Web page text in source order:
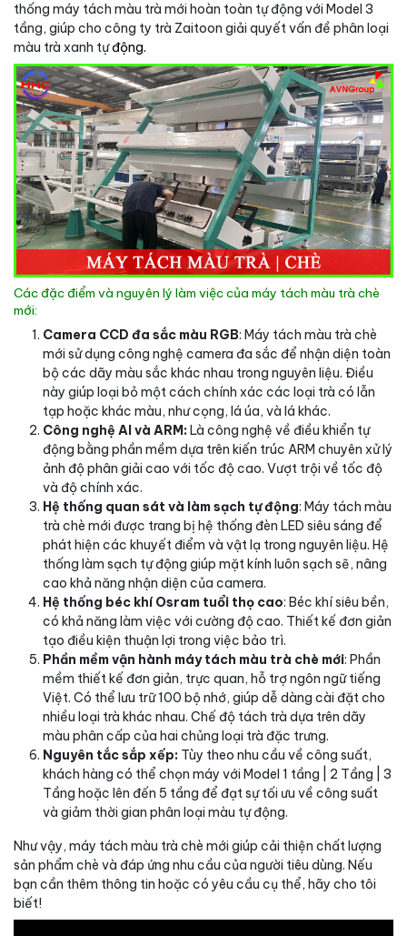
thống máy tách màu trà mới hoàn toàn tự động với Model 3
tầng, giúp cho công ty trà Zaitoon giải quyết vấn đề phân loại
màu trà xanh tựđộng.
Các đặc điểm và nguyên lý làm việc của máy tách màu trà chè
mới:
Camera CCD đa sắc màu RGB: Máy tách màu trà chè
mới sử dụng công nghệ camera đa sắc để nhận diện toàn
bộ các dãy màu sắc khác nhau trong nguyên liệu. Điều
này giúp loại bỏ một cách chính xác các loại trà có lẫn
tạp hoặc khác màu, như cọng, lá úa, và lá khác.
Công nghệ AI và ARM: Là công nghệ về điều khiển tự
động bằng phần mềm dựa trên kiến trúc ARM chuyên xử lý
ảnh độ phân giải cao với tốc độ cao. Vượt trội về tốc độ
và độ chính xác.
Hệ thống quan sát và làm sạch tự động: Máy tách màu
trà chè mới được trang bị hệ thống đèn LED siêu sáng để
phát hiện các khuyết điểm và vật lạ trong nguyên liệu. Hệ
thống làm sạch tự động giúp mặt kính luôn sạch sẽ, nâng
cao khả năng nhận diện của camera.
Hệ thống béc khí Osram tuổi thọ cao: Béc khí siêu bền,
có khả năng làm việc với cường độ cao. Thiết kế đơn giản
tạo điều kiện thuận lợi trong việc bảo trì.
Phần mềm vận hành máy tách màu trà chè mới: Phần
mềm thiết kế đơn giản, trực quan, hỗ trợ ngôn ngữ tiếng
Việt. Có thể lưu trữ 100 bộ nhớ, giúp dễ dàng cài đặt cho
nhiều loại trà khác nhau. Chế độ tách trà dựa trên dãy
màu phân cấp của hai chủng loại trà đặc trưng.
Nguyên tắc sắp xếp: Tùy theo nhu cầu về công suất,
khách hàng có thể chọn máy với Model 1 tầng | 2 Tầng | 3
Tầng hoặc lên đến 5 tầng để đạt sự tối ưu về công suất
và giảm thời gian phân loại màu tự động.
Như vậy, máy tách màu trà chè mới giúp cải thiện chất lượng
sản phẩm chè và đáp ứng nhu cầu của người tiêu dùng. Nếu
bạn cần thêm thông tin hoặc có yêu cầu cụ thể, hãy cho tôi
biết!